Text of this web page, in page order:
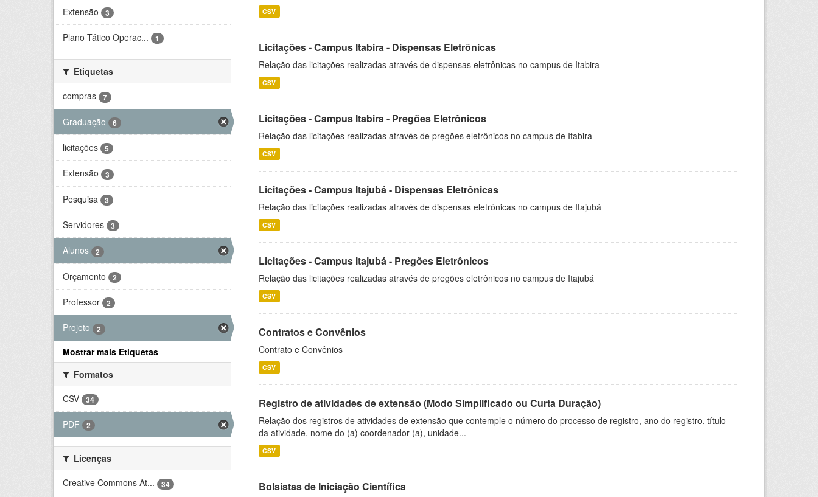
Extensão 3
Plano Tático Operac... 1
Etiquetas
compras
7
Graduação 6
licitações 5
Extensão 3
Pesquisa 3
Servidores 3
Alunos 2
Orçamento 2
Professor 2
Projeto 2
Mostrar mais Etiquetas
Formatos
CSV
34
PDF 2
Licenças
Creative Commons At...
34
CSV
Licitações - Campus Itabira - Dispensas Eletrônicas
Relação das licitações realizadas através de dispensas eletrônicas no campus de Itabira
CSV
Licitações - Campus Itabira - Pregões Eletrônicos
Relação das licitações realizadas através de pregões eletrônicos no campus de Itabira
CSV
Licitações - Campus Itajubá - Dispensas Eletrônicas
Relação das licitações realizadas através de dispensas eletrônicas no campus de Itajubá
CSV
Licitações - Campus Itajubá - Pregões Eletrônicos
Relação das licitações realizadas através de pregões eletrônicos no campus de Itajubá
CSV
Contratos e Convênios
Contrato e Convênios
CSV
Registro de atividades de extensão (Modo Simplificado ou Curta Duração)
Relação dos registros de atividades de extensão que contemple o número do processo de registro, ano do registro, título
da atividade, nome do (a) coordenador (a), unidade...
CSV
Bolsistas de Iniciação Científica